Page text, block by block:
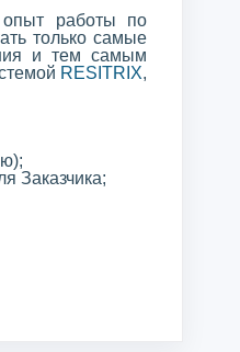
опыт работы по
только самые
и тем самым
RESITRIX,
Заказчика;